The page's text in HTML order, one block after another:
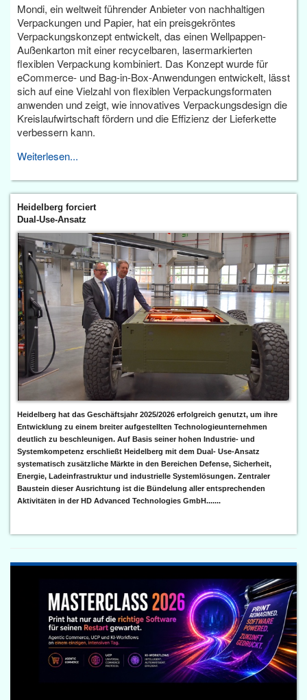
Mondi, ein weltweit führender Anbieter von nachhaltigen
Verpackungen und Papier, hat ein preisgekröntes
Verpackungskonzept entwickelt, das einen Wellpappen-
Außenkarton mit einer recycelbaren, lasermarkierten
flexiblen Verpackung kombiniert. Das Konzept wurde für
eCommerce- und Bag-in-Box-Anwendungen entwickelt, lässt
sich auf eine Vielzahl von flexiblen Verpackungsformaten
anwenden und zeigt, wie innovatives Verpackungsdesign die
Kreislaufwirtschaft fördern und die Effizienz der Lieferkette
verbessern kann.
Weiterlesen...
Heidelberg forciert
Dual-Use-Ansatz
Heidelberg hat das Geschäftsjahr 2025/2026 erfolgreich genutzt, um ihre
Entwicklung zu einem breiter aufgestellten Technologieunternehmen
deutlich zu beschleunigen. Auf Basis seiner hohen Industrie- und
Systemkompetenz erschließt Heidelberg mit dem Dual- Use-Ansatz
systematisch zusätzliche Märkte in den Bereichen Defense, Sicherheit,
Energie, Ladeinfrastruktur und industrielle Systemlösungen. Zentraler
Baustein dieser Ausrichtung ist die Bündelung aller entsprechenden
Aktivitäten in der HD Advanced Technologies GmbH.......